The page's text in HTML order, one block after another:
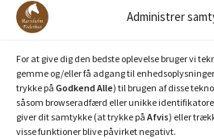
Administrer
For at give dig den bedste oplevelse bruger vi
gemme og/eller få adgang til
trykke på Godkend Alle) til brugen af disse
såsom browseradfærd eller unikke
giver dit samtykke (at trykke på Afvis) eller
visse funktioner blive påvirket negativt.
Bank: Nordea / Reg: 2413 Konto nr.